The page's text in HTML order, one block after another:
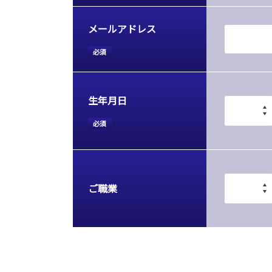
メールアドレス
必須
生年月日
必須
ご職業